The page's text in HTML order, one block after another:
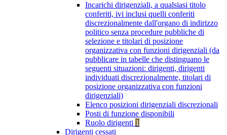
Incarichi dirigenziali, a qualsiasi titolo
conferiti, ivi inclusi quelli conferiti
discrezionalmente dall'organo di indirizzo
politico senza procedure pubbliche di
selezione e titolari di posizione
organizzativa con funzioni dirigenziali (da
pubblicare in tabelle che distinguano le
seguenti situazioni: dirigenti, dirigenti
individuati discrezionalmente, titolari di
posizione organizzativa con funzioni
dirigenziali)
Elenco posizioni dirigenziali discrezionali
Posti di funzione disponibili
Ruolo dirigenti 1
Dirigenti cessati